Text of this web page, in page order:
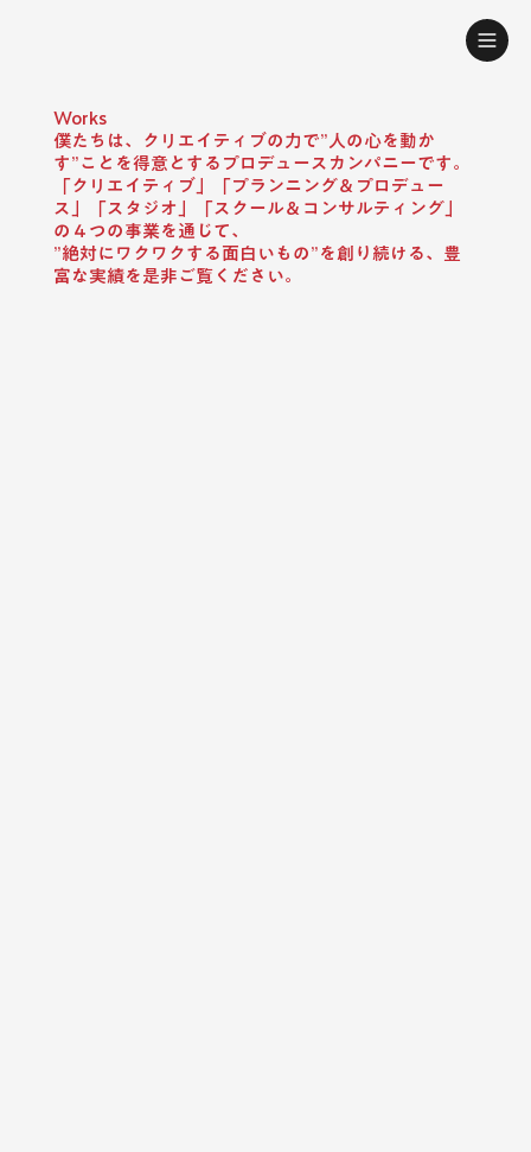
​Works
僕たちは、クリエイティブの力で”人の心を動か
す”ことを得意とするプロデュースカンパニーです。
「クリエイティブ」「プランニング＆プロデュー
ス」「スタジオ」「スクール＆コンサルティング」
の４つの事業を通じて、
”絶対にワクワクする面白いもの”を創り続ける、豊
富な実績を是非ご覧ください。